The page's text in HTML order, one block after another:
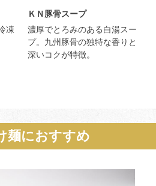
凍
ＫＮ豚骨スープ
濃厚でとろみのある白湯スー
プ。九州豚骨の独特な香りと
深いコクが特徴。
麺におすすめ